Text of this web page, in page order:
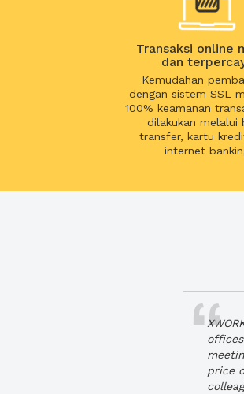
Transaksi online
dan
Kemudahan
dengan sistem SSL
100% keamanan
dilakukan melalui
transfer, kartu
internet
price